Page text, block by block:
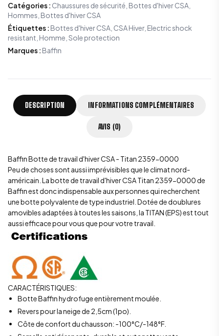
Catégories : Chaussures de sécurité Bottes d'hiver CSA
Hommes Bottes d'hiver CSA
Étiquettes : Bottes d'hiver CSA, CSA Hiver, Electric shock
resistant, Homme, Sole protection
Marques : Baffin
DESCRIPTION INFORMATIONS COMPLÉMENTAIRES
AVIS (0)
Baffin Botte de travail d'hiver CSA - Titan 2359-0000
Peu de choses sont aussi imprévisibles que le climat nord-
américain. La botte de travail d'hiver CSA Titan 2359-0000 de
Baffin est donc indispensable aux personnes qui recherchent
une botte polyvalente de type industriel. Dotée de doublures
amovibles adaptées à toutes les saisons, la TITAN (EPS) est tout
aussi efficace pour vous que pour votre travail.
CARACTÉRISTIQUES:
BotteBaffinhydrofuge entièrement moulée.
Revers pour la neige de 2,5cm (1po).
Côte de confort du chausson: -100°C/-148°F.